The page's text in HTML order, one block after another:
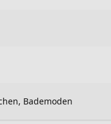
Bademoden